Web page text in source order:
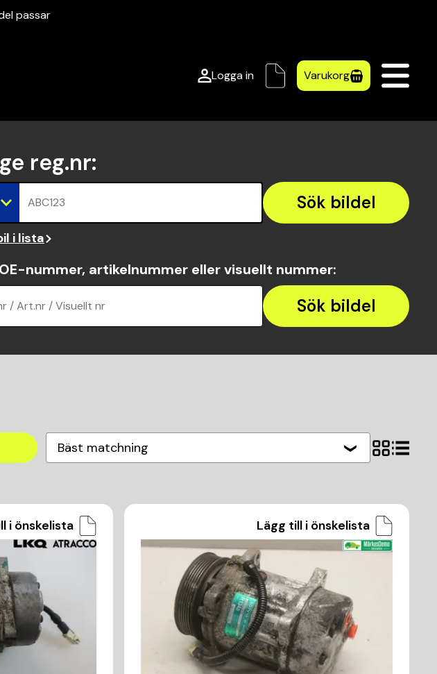
passar
Logga in Varukorg
reg.nr:
ABC123 Sök bildel
i lista
nummer, artikelnummer eller visuellt nummer:
/ Art.nr / Visuellt nr Sök bildel
Bäst matchning
i önskelista Lägg till i önskelista